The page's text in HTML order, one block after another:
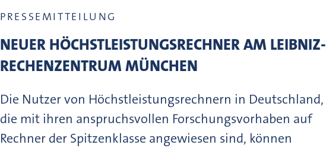
PRESSEMITTEILUNG
NEUER HÖCHSTLEISTUNGSRECHNER AM LEIBNIZ-
RECHENZENTRUM MÜNCHEN
Die Nutzer von Höchstleistungsrechnern in Deutschland,
die mit ihren anspruchsvollen Forschungsvorhaben auf
Rechner der Spitzenklasse angewiesen sind, können